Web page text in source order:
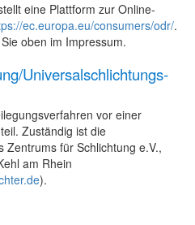
eine Plattform zur Online-
ec.europa.eu/consumers/odr/.
oben im Impressum.
Universal­schlichtungs­
vor einer
Zuständig ist die
Zentrums für Schlichtung e.V.,
am Rhein
).